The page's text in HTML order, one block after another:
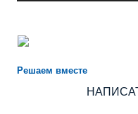
Решаем вместе
Есть предложения по